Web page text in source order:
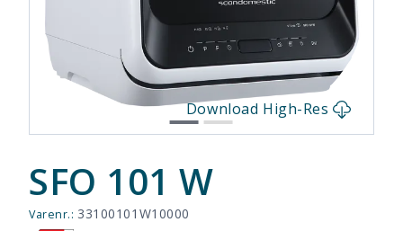
Download High-Res
SFO 101 W
Varenr.: 33100101W10000